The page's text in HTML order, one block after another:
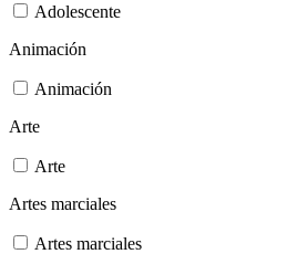
Adolescente
Animación
Animación
Arte
Arte
Artes marciales
Artes marciales